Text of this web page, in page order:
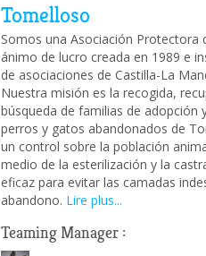
Tomelloso
Somos una Asociación Protectora
ánimo de lucro creada en 1989 e
de asociaciones de Castilla-La
Nuestra misión es la recogida,
búsqueda de familias de adopción
perros y gatos abandonados de
un control sobre la población
medio de la esterilización y la
eficaz para evitar las camadas
abandono. Lire plus...
Teaming Manager :